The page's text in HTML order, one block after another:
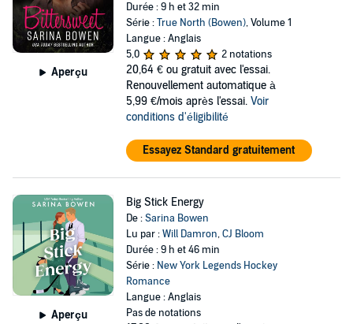
Aperçu
Durée : 9 h et 32 min
Série :True North (Bowen), Volume 1
Langue : Anglais
5,0
2 notations
20,64 € ou gratuit avec l'essai.
Renouvellement automatique à
5,99 €/mois après l'essai. Voir
conditions d'éligibilité
Essayez Standard gratuitement
Aperçu
Big Stick Energy
De :Sarina Bowen
Lu par :Will Damron,CJ Bloom
Durée : 9 h et 46 min
Série : New York Legends Hockey
Romance
Langue : Anglais
Pas de notations